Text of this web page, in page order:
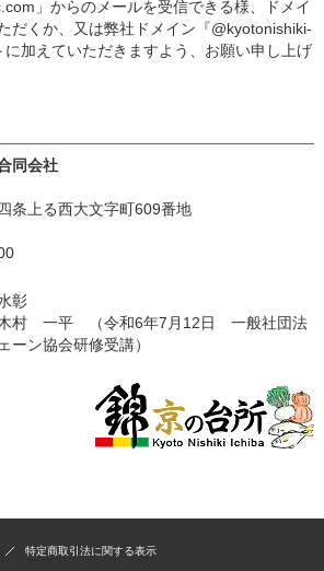
」からのメールを受信できる様、ドメイ
だくか、又は弊社ドメイン『@kyotonishiki-
加えていただきますよう、お願い申し上げ
同会社
条上る西大文字町609番地
彰
村 一平 （令和6年7月12日 一般社団法
ーン協会研修受講）
特定商取引法に関する表示